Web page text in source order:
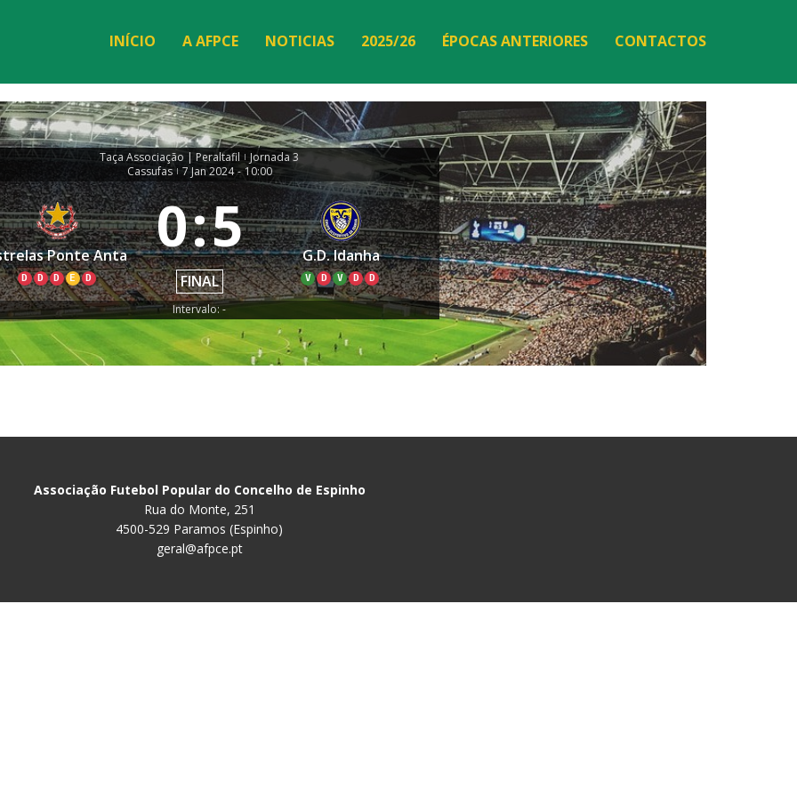
INÍCIO A AFPCE NOTICIAS 2025/26 ÉPOCAS ANTERIORES CONTACTOS
Taça Associação | Peraltafil | Jornada 3
Cassufas | 7 Jan 2024 - 10:00
Ponte Anta
D D D E D
0:5
FINAL
G.D. Idanha
V D V D D
Intervalo: -
Associação Futebol Popular do Concelho de Espinho
Rua do Monte, 251
4500-529 Paramos (Espinho)
geral@afpce.pt